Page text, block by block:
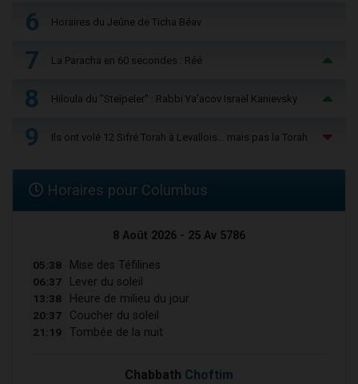
6 Horaires du Jeûne de Ticha Béav
7 La Paracha en 60 secondes : Réé
8 Hiloula du "Steïpeler" : Rabbi Ya’acov Israël Kanievsky
9 Ils ont volé 12 Sifré Torah à Levallois… mais pas la Torah
Horaires pour Columbus
8 Août 2026 - 25 Av 5786
05:38 Mise des Téfilines
06:37 Lever du soleil
13:38 Heure de milieu du jour
20:37 Coucher du soleil
21:19 Tombée de la nuit
Chabbath Choftim